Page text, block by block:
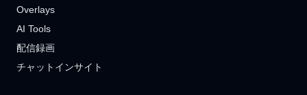
Overlays
AI Tools
配信録画
チャットインサイト